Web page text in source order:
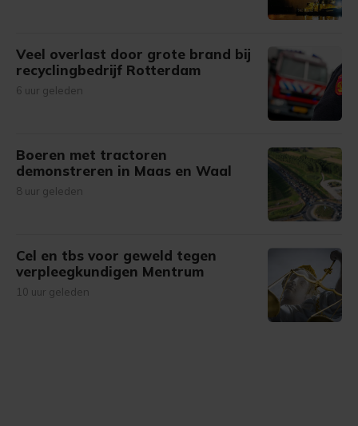
Veel overlast door grote brand bij
recyclingbedrijf Rotterdam
6 uur geleden
Boeren met tractoren
demonstreren in Maas en Waal
8 uur geleden
Cel en tbs voor geweld tegen
verpleegkundigen Mentrum
10 uur geleden